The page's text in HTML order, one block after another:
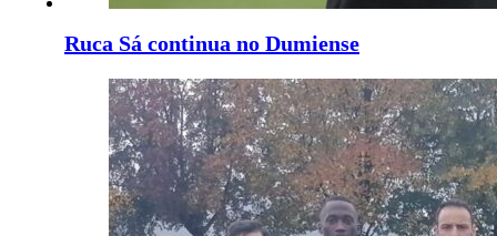
Ruca Sá continua no Dumiense